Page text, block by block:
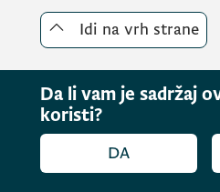
Idi na vrh strane
Da li vam je sadržaj
koristi?
DA